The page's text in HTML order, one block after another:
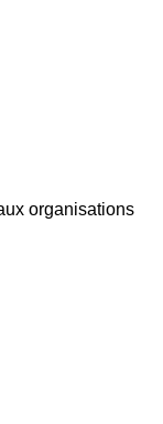
organisations